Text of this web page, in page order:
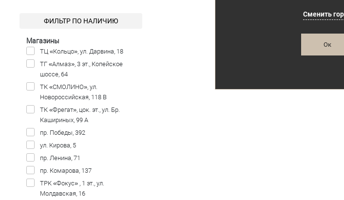
Сменить
Ок
Спандекс(1)
ФИЛЬТР ПО НАЛИЧИЮ
Магазины
ТЦ «Кольцо», ул. Дарвина, 18
ТГ «Алмаз», 3 эт., Копейское
шоссе, 64
ТК «СМОЛИНО», ул.
Новороссийская, 118 В
ТК «Фрегат», цок. эт., ул. Бр.
Кашириных, 99 А
пр. Победы, 392
ул. Кирова, 5
пр. Ленина, 71
пр. Комарова, 137
ТРК «Фокус» , 1 эт., ул.
Молдавская, 16